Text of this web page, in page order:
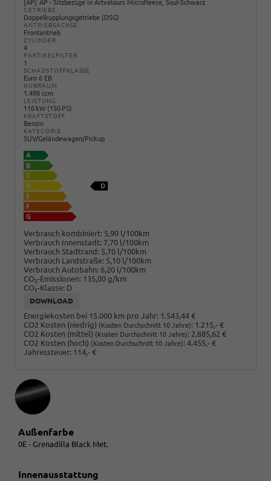
AP AP - Sitzbezüge in Artvelours Microfleece, Soul-Schwarz
GETRIEBE
Doppelkupplungsgetriebe (DSG)
ANTRIEBSACHSE
Frontantrieb
ZYLINDER
4
PARTIKELFILTER
1
SCHADSTOFFKLASSE
Euro 6 EB
HUBRAUM
1.498 ccm
LEISTUNG
110 kW (150 PS)
KRAFTSTOFF
Benzin
KATEGORIE
SUV/Geländewagen/Pickup
Verbrauch kombiniert: 5,90 l/100km
Verbrauch Innenstadt: 7,70 l/100km
Verbrauch Stadtrand: 5,70 l/100km
Verbrauch Landstraße: 5,10 l/100km
Verbrauch Autobahn: 6,20 l/100km
CO2-Emissionen: 135,00 g/km
CO2-Klasse: D
DOWNLOAD
Energiekosten bei 15.000 km pro Jahr: 1.543,44 €
CO2 Kosten (niedrig) (Kosten Durchschnitt 10 Jahre): 1.215,- €
CO2 Kosten (mittel) (Kosten Durchschnitt 10 Jahre): 2.885,62 €
CO2 Kosten (hoch) (Kosten Durchschnitt 10 Jahre): 4.455,- €
Jahressteuer: 114,- €
Außenfarbe
0E - Grenadilla Black Met.
Innenausstattung